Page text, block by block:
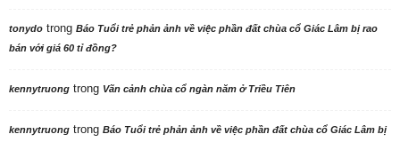
tonydo trong Báo Tuổi trẻ phản ảnh về việc phần đất chùa cổ Giác Lâm bị rao
bán với giá 60 tỉ đồng?
kennytruong trong Vãn cảnh chùa cổ ngàn năm ở Triều Tiên
kennytruong trong Báo Tuổi trẻ phản ảnh về việc phần đất chùa cổ Giác Lâm bị